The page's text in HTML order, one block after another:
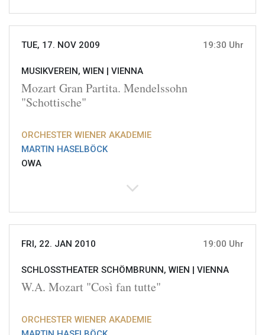
TUE, 17. NOV 2009 19:30 Uhr
MUSIKVEREIN, WIEN | VIENNA
Mozart Gran Partita. Mendelssohn
"Schottische"
ORCHESTER WIENER AKADEMIE
MARTIN HASELBÖCK
OWA
FRI, 22. JAN 2010 19:00 Uhr
SCHLOSSTHEATER SCHÖMBRUNN, WIEN | VIENNA
W.A. Mozart "Così fan tutte"
ORCHESTER WIENER AKADEMIE